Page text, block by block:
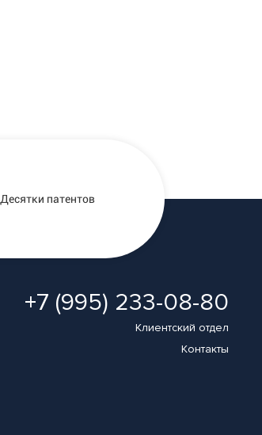
Десятки патентов
+7 (995) 233-08-80
Клиентский отдел
Контакты